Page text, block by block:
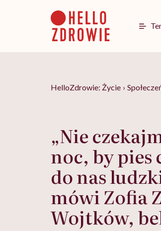
HelloZdrowie: Życie ›
„Nie
noc, by pies
do nas
mówi Zofia
Wojtków,